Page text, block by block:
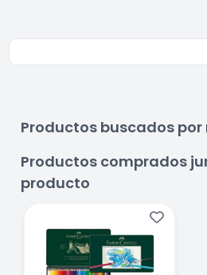
Productos buscados
Productos comprados
producto